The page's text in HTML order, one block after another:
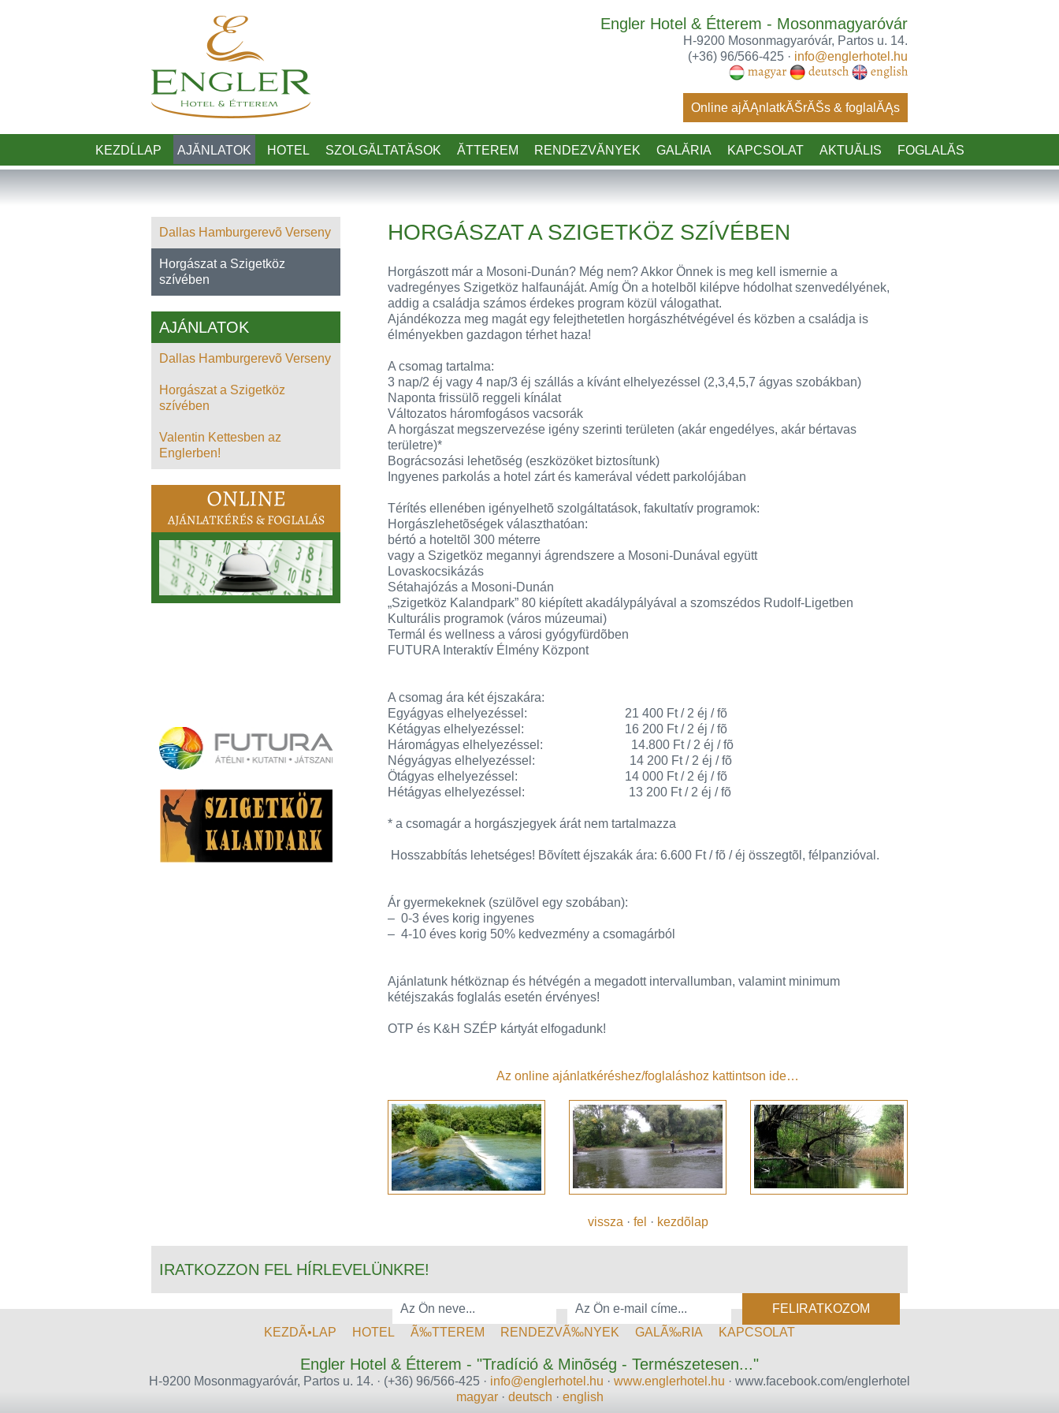
Engler Hotel & Étterem - Mosonmagyaróvár
H-9200 Mosonmagyaróvár, Partos u. 14.
(+36) 96/566-425 · info@englerhotel.hu
Online ajĂĄnlatkĂŠrĂŠs & foglalĂĄs
KEZDĹLAP AJĂNLATOK HOTEL SZOLGĂLTATĂSOK ĂTTEREM RENDEZVĂNYEK GALĂRIA KAPCSOLAT AKTUĂLIS FOGLALĂS
Dallas Hamburgerevõ Verseny
Horgászat a Szigetköz
szívében
AJÁNLATOK
Dallas Hamburgerevõ Verseny
Horgászat a Szigetköz
szívében
Valentin Kettesben az
Englerben!
HORGÁSZAT A SZIGETKÖZ SZÍVÉBEN
Horgászott már a Mosoni-Dunán? Még nem? Akkor Önnek is meg kell ismernie a
vadregényes Szigetköz halfaunáját. Amíg Ön a hotelbõl kilépve hódolhat szenvedélyének,
addig a családja számos érdekes program közül válogathat.
Ajándékozza meg magát egy felejthetetlen horgászhétvégével és közben a családja is
élményekben gazdagon térhet haza!
A csomag tartalma:
3 nap/2 éj vagy 4 nap/3 éj szállás a kívánt elhelyezéssel (2,3,4,5,7 ágyas szobákban)
Naponta frissülõ reggeli kínálat
Változatos háromfogásos vacsorák
A horgászat megszervezése igény szerinti területen (akár engedélyes, akár bértavas
területre)*
Bográcsozási lehetõség (eszközöket biztosítunk)
Ingyenes parkolás a hotel zárt és kamerával védett parkolójában
Térítés ellenében igényelhetõ szolgáltatások, fakultatív programok:
Horgászlehetõségek választhatóan:
bértó a hoteltõl 300 méterre
vagy a Szigetköz megannyi ágrendszere a Mosoni-Dunával együtt
Lovaskocsikázás
Sétahajózás a Mosoni-Dunán
„Szigetköz Kalandpark” 80 kiépített akadálypályával a szomszédos Rudolf-Ligetben
Kulturális programok (város múzeumai)
Termál és wellness a városi gyógyfürdõben
FUTURA Interaktív Élmény Központ
A csomag ára két éjszakára:
Egyágyas elhelyezéssel: 21 400 Ft / 2 éj / fõ
Kétágyas elhelyezéssel: 16 200 Ft / 2 éj / fõ
Háromágyas elhelyezéssel: 14.800 Ft / 2 éj / fõ
Négyágyas elhelyezéssel: 14 200 Ft / 2 éj / fõ
Ötágyas elhelyezéssel: 14 000 Ft / 2 éj / fõ
Hétágyas elhelyezéssel: 13 200 Ft / 2 éj / fõ
* a csomagár a horgászjegyek árát nem tartalmazza
Hosszabbítás lehetséges! Bõvített éjszakák ára: 6.600 Ft / fõ / éj összegtõl, félpanzióval.
Ár gyermekeknek (szülõvel egy szobában):
– 0-3 éves korig ingyenes
– 4-10 éves korig 50% kedvezmény a csomagárból
Ajánlatunk hétköznap és hétvégén a megadott intervallumban, valamint minimum
kétéjszakás foglalás esetén érvényes!
OTP és K&H SZÉP kártyát elfogadunk!
Az online ajánlatkéréshez/foglaláshoz kattintson ide…
vissza · fel · kezdõlap
IRATKOZZON FEL HÍRLEVELÜNKRE!
KEZDÃ•LAP HOTEL Ã‰TTEREM RENDEZVÃ‰NYEK GALÃ‰RIA KAPCSOLAT
Engler Hotel & Étterem - "Tradíció & Minõség - Természetesen..."
H-9200 Mosonmagyaróvár, Partos u. 14. · (+36) 96/566-425 · info@englerhotel.hu · www.englerhotel.hu · www.facebook.com/englerhotel
magyar· deutsch · english